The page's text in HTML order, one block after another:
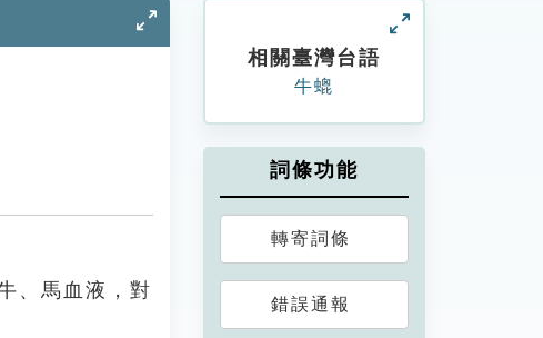
、馬血液，對
相關臺灣台語
牛螕
詞條功能
轉寄詞條
錯誤通報